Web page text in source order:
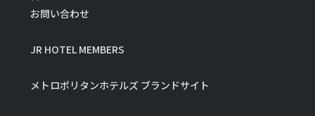
お問い合わせ
JR HOTEL MEMBERS
メトロポリタンホテルズ ブランドサイト